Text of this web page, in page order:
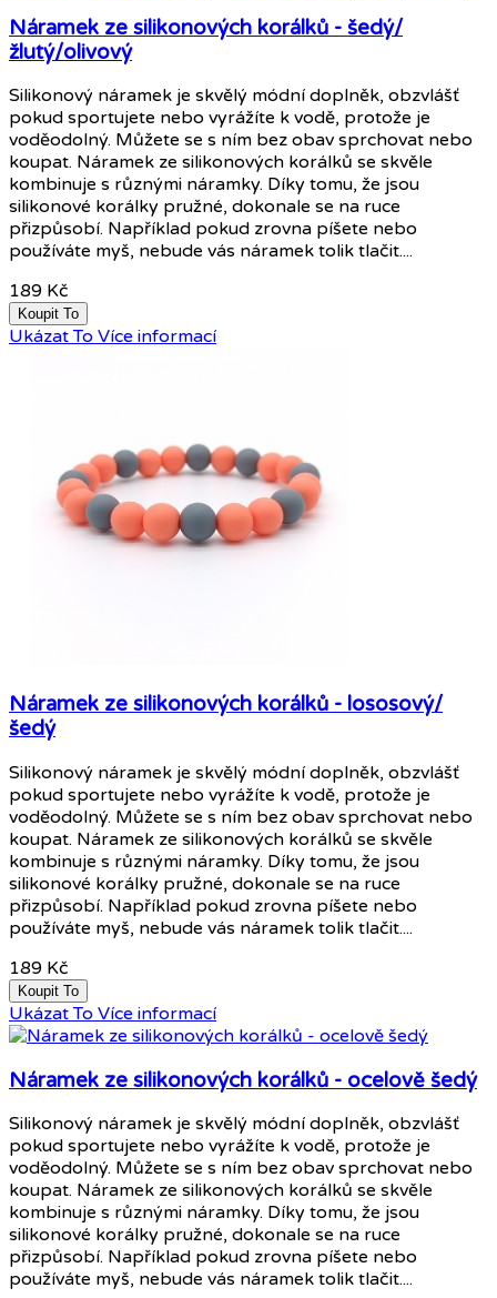
Náramek ze silikonových korálků - šedý/
žlutý/olivový
Silikonový náramek je skvělý módní doplněk, obzvlášť
pokud sportujete nebo vyrážíte k vodě, protože je
voděodolný. Můžete se s ním bez obav sprchovat nebo
koupat. Náramek ze silikonových korálků se skvěle
kombinuje s různými náramky. Díky tomu, že jsou
silikonové korálky pružné, dokonale se na ruce
přizpůsobí. Například pokud zrovna píšete nebo
používáte myš, nebude vás náramek tolik tlačit....
189 Kč
Koupit To
Ukázat To Více informací
Náramek ze silikonových korálků - lososový/
šedý
Silikonový náramek je skvělý módní doplněk, obzvlášť
pokud sportujete nebo vyrážíte k vodě, protože je
voděodolný. Můžete se s ním bez obav sprchovat nebo
koupat. Náramek ze silikonových korálků se skvěle
kombinuje s různými náramky. Díky tomu, že jsou
silikonové korálky pružné, dokonale se na ruce
přizpůsobí. Například pokud zrovna píšete nebo
používáte myš, nebude vás náramek tolik tlačit....
189 Kč
Koupit To
Ukázat To Více informací
Náramek ze silikonových korálků - ocelově šedý
Silikonový náramek je skvělý módní doplněk, obzvlášť
pokud sportujete nebo vyrážíte k vodě, protože je
voděodolný. Můžete se s ním bez obav sprchovat nebo
koupat. Náramek ze silikonových korálků se skvěle
kombinuje s různými náramky. Díky tomu, že jsou
silikonové korálky pružné, dokonale se na ruce
přizpůsobí. Například pokud zrovna píšete nebo
používáte myš, nebude vás náramek tolik tlačit....